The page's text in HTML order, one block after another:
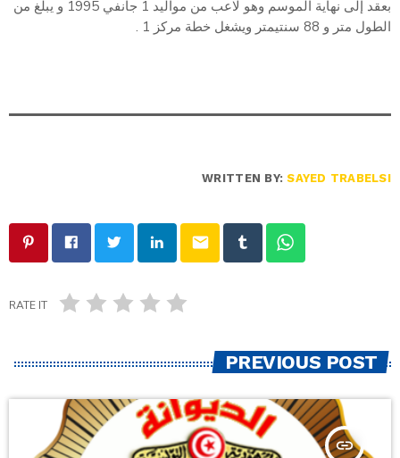
بعقد إلى نهاية الموسم وهو لاعب من مواليد 1 جانفي 1995 و يبلغ من
الطول متر و 88 سنتيمتر ويشغل خطة مركز 1 .
WRITTEN BY:SAYED TRABELSI
email
RATE IT
PREVIOUS POST
insert_link